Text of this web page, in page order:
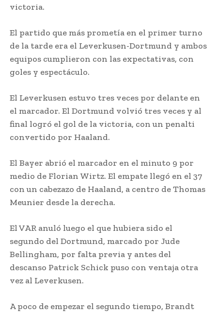
victoria.
El partido que más prometía en el primer turno
de la tarde era el Leverkusen-Dortmund y ambos
equipos cumplieron con las expectativas, con
goles y espectáculo.
El Leverkusen estuvo tres veces por delante en
el marcador. El Dortmund volvió tres veces y al
final logró el gol de la victoria, con un penalti
convertido por Haaland.
El Bayer abrió el marcador en el minuto 9 por
medio de Florian Wirtz. El empate llegó en el 37
con un cabezazo de Haaland, a centro de Thomas
Meunier desde la derecha.
El VAR anuló luego el que hubiera sido el
segundo del Dortmund, marcado por Jude
Bellingham, por falta previa y antes del
descanso Patrick Schick puso con ventaja otra
vez al Leverkusen.
A poco de empezar el segundo tiempo, Brandt